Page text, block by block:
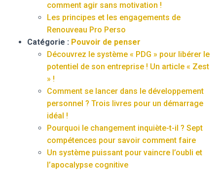
comment agir sans motivation !
Les principes et les engagements de
Renouveau Pro Perso
Catégorie : Pouvoir de penser
Découvrez le système « PDG » pour libérer le
potentiel de son entreprise ! Un article « Zest
» !
Comment se lancer dans le développement
personnel ? Trois livres pour un démarrage
idéal !
Pourquoi le changement inquiète-t-il ? Sept
compétences pour savoir comment faire
Un système puissant pour vaincre l’oubli et
l’apocalypse cognitive